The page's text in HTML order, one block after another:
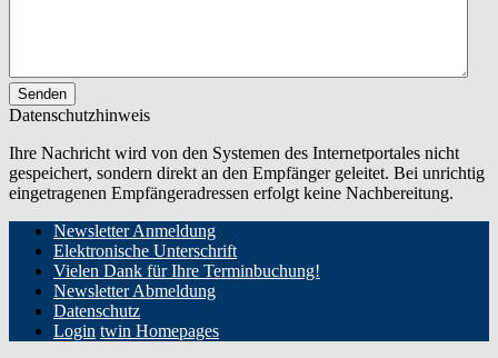
Senden
Datenschutzhinweis
Ihre Nachricht wird von den Systemen des Internetportales nicht
gespeichert, sondern direkt an den Empfänger geleitet. Bei unrichtig
eingetragenen Empfängeradressen erfolgt keine Nachbereitung.
Newsletter Anmeldung
Elektronische Unterschrift
Vielen Dank für Ihre Terminbuchung!
Newsletter Abmeldung
Datenschutz
Login twin Homepages